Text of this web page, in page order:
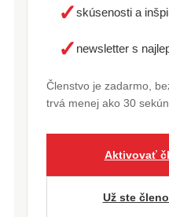
✓skúsenosti a
✓ newsletter s
Členstvo je zadarmo,
trvá menej ako 30
Aktivovať
Už ste